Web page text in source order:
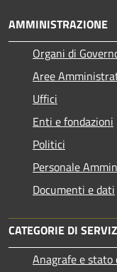
AMMINISTRAZIONE
Organi di
Aree
Uffici
Enti e fondazioni
Politici
Personale
Documenti e dati
CATEGORIE DI
Anagrafe e stato